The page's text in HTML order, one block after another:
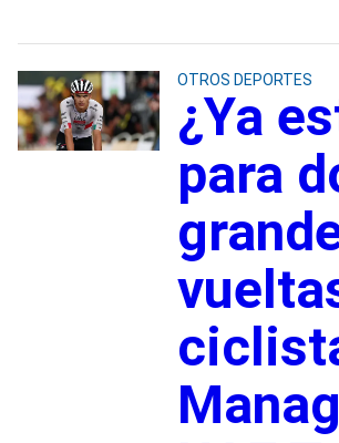
OTROS DEPORTES
¿Ya
para